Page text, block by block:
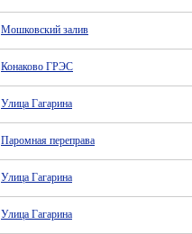
Мошковский залив
Конаково ГРЭС
Улица Гагарина
Паромная переправа
Улица Гагарина
Улица Гагарина